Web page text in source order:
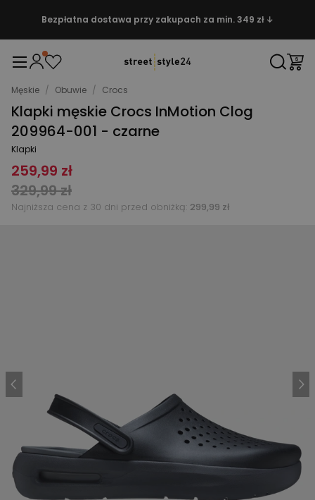
Bezpłatna dostawa przy zakupach za min. 349 zł ↓
Męskie / Obuwie / Crocs
Klapki męskie Crocs InMotion Clog
209964-001 - czarne
Klapki
259,99 zł
329,99 zł
Najniższa cena z 30 dni przed obniżką: 299,99 zł